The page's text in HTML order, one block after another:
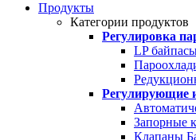
Продукты
Категории продуктов
Регулировка
LP
Регулирующие
Запорные
Клапаны